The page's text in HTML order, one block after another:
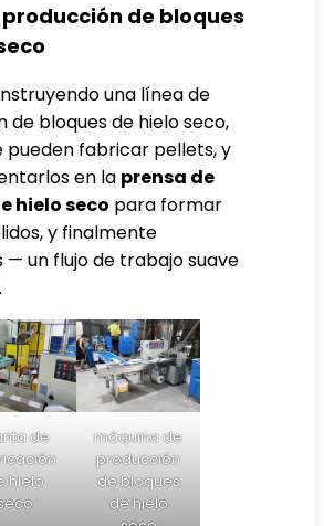
de bloques
una línea de
de bloques de hielo seco,
pueden fabricar pellets, y
en la prensa de
hielo seco para formar
y finalmente
— un flujo de trabajo suave
de
hielo
máquina de
producción
de bloques
de hielo